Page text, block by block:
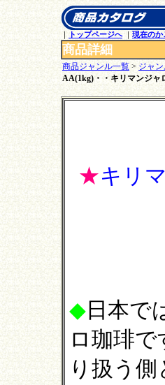
｜ トップページへ｜現在のか
商品詳細
商品ジャンル一覧 > ジャ
AA(1kg)・・キリマンジャ
★キリ
◆ 日本で
ロ珈琲
り扱う